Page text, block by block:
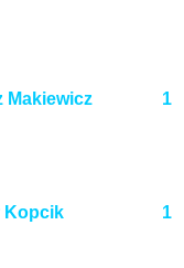
Makiewicz 1
Kopcik 1